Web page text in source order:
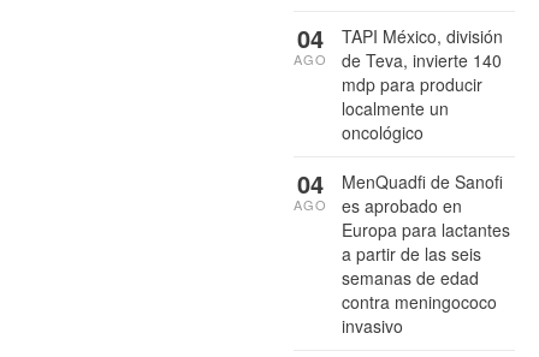
TAPI México, división
de Teva, invierte 140
mdp para producir
localmente un
oncológico
04
AGO
MenQuadfi de Sanofi
es aprobado en
Europa para lactantes
a partir de las seis
semanas de edad
contra meningococo
invasivo
04
AGO